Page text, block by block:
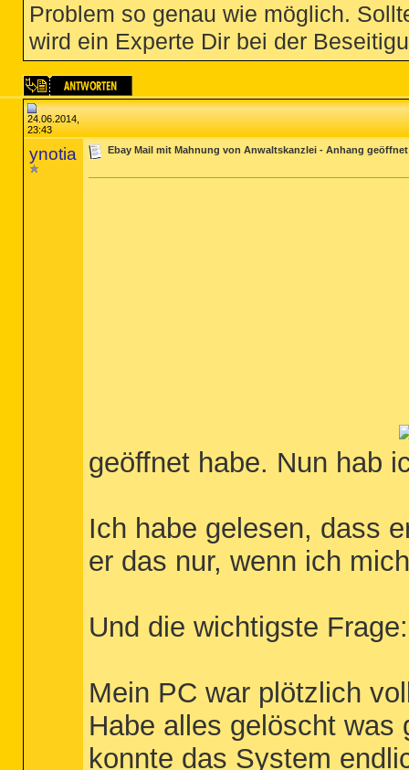
Problem so genau wie möglich.
wird ein Experte Dir bei der
24.06.2014,
23:43
ynotia Ebay Mail mit Mahnung von Anwaltskanzlei - Anhang
geöffnet habe. Nun hab
Ich habe gelesen, dass
er das nur, wenn ich
Und die wichtigste
Mein PC war plötzlich
Habe alles gelöscht was
konnte das System